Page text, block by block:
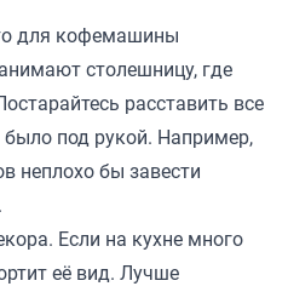
для кофемашины
столешницу, где
расставить все
под рукой. Например,
неплохо бы завести
Если на кухне много
её вид. Лучше